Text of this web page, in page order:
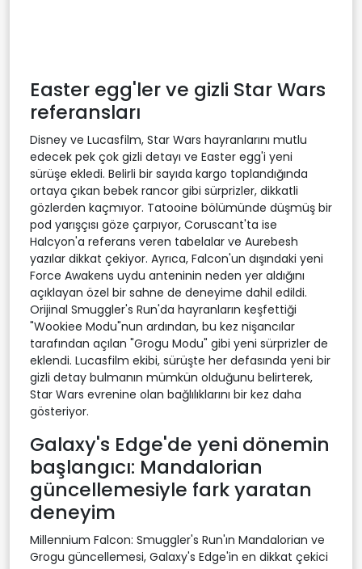
Easter egg'ler ve gizli Star Wars
referansları
Disney ve Lucasfilm, Star Wars hayranlarını mutlu
edecek pek çok gizli detayı ve Easter egg'i yeni
sürüşe ekledi. Belirli bir sayıda kargo toplandığında
ortaya çıkan bebek rancor gibi sürprizler, dikkatli
gözlerden kaçmıyor. Tatooine bölümünde düşmüş bir
pod yarışçısı göze çarpıyor, Coruscant'ta ise
Halcyon'a referans veren tabelalar ve Aurebesh
yazılar dikkat çekiyor. Ayrıca, Falcon'un dışındaki yeni
Force Awakens uydu anteninin neden yer aldığını
açıklayan özel bir sahne de deneyime dahil edildi.
Orijinal Smuggler's Run'da hayranların keşfettiği
"Wookiee Modu"nun ardından, bu kez nişancılar
tarafından açılan "Grogu Modu" gibi yeni sürprizler de
eklendi. Lucasfilm ekibi, sürüşte her defasında yeni bir
gizli detay bulmanın mümkün olduğunu belirterek,
Star Wars evrenine olan bağlılıklarını bir kez daha
gösteriyor.
Galaxy's Edge'de yeni dönemin
başlangıcı: Mandalorian
güncellemesiyle fark yaratan
deneyim
Millennium Falcon: Smuggler's Run'ın Mandalorian ve
Grogu güncellemesi, Galaxy's Edge'in en dikkat çekici